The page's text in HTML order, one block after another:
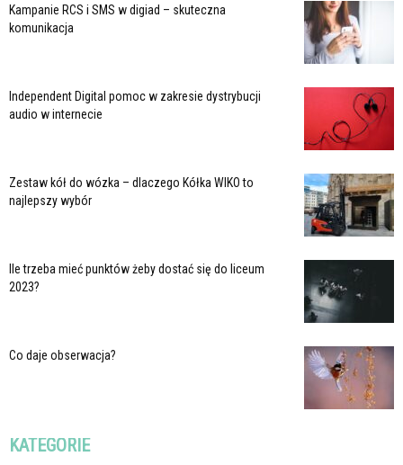
Kampanie RCS i SMS w digiad – skuteczna
komunikacja
Independent Digital pomoc w zakresie dystrybucji
audio w internecie
Zestaw kół do wózka – dlaczego Kółka WIKO to
najlepszy wybór
Ile trzeba mieć punktów żeby dostać się do liceum
2023?
Co daje obserwacja?
KATEGORIE